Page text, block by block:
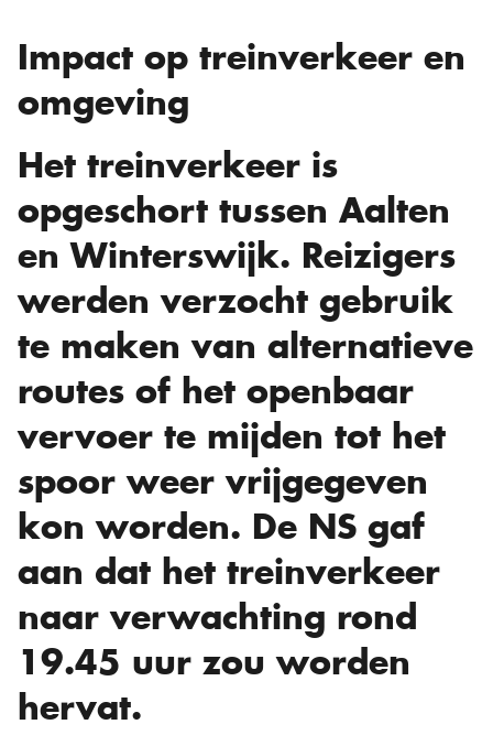
Impact op treinverkeer en
omgeving
Het treinverkeer is
opgeschort tussen Aalten
en Winterswijk. Reizigers
werden verzocht gebruik
te maken van alternatieve
routes of het openbaar
vervoer te mijden tot het
spoor weer vrijgegeven
kon worden. De NS gaf
aan dat het treinverkeer
naar verwachting rond
19.45 uur zou worden
hervat.